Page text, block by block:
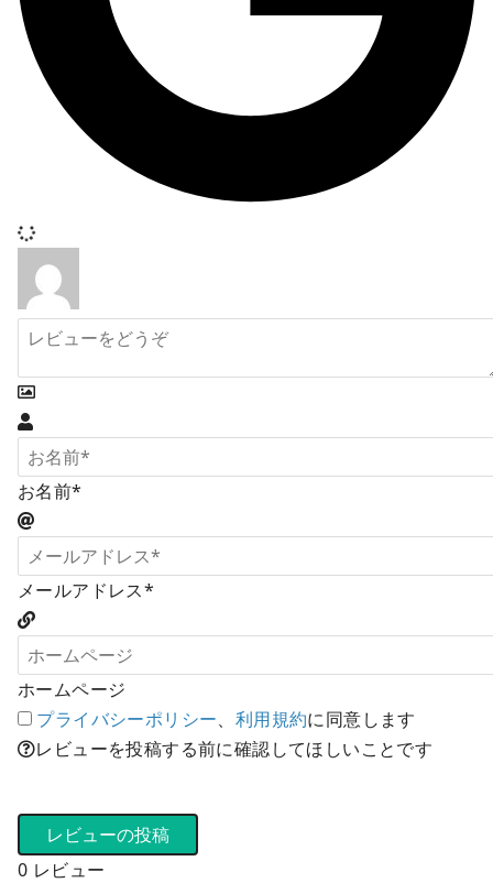
お名前*
メールアドレス*
ホームページ
プライバシーポリシー、 利用規約に同意します
レビューを投稿する前に確認してほしいことです
0 レビュー